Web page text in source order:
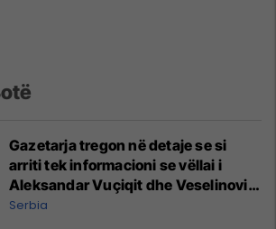
Gazetarja tregon në detaje se si
arriti tek informacioni se vëllai i
Aleksandar Vuçiqit dhe Veselinoviq
u bënë miliarderë
Serbia